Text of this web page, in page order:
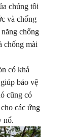
chúng tôi
và chống
chống
chống mài
có khả
bảo vệ
cũng có
các ứng
nổ.